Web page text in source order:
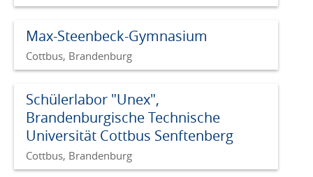
Max-Steenbeck-Gymnasium
Cottbus, Brandenburg
Schülerlabor "Unex",
Brandenburgische Technische
Universität Cottbus Senftenberg
Cottbus, Brandenburg